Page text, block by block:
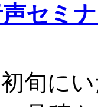
セミ
旬に